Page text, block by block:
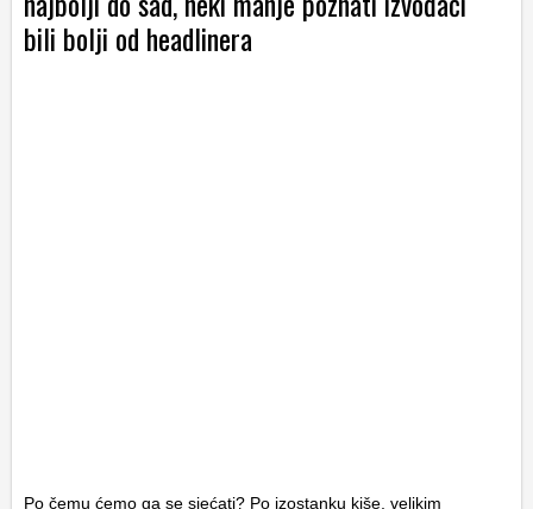
bili bolji od headlinera
Po čemu ćemo ga se sjećati? Po izostanku kiše, velikim